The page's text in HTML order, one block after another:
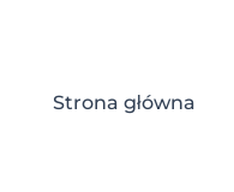
Strona główna